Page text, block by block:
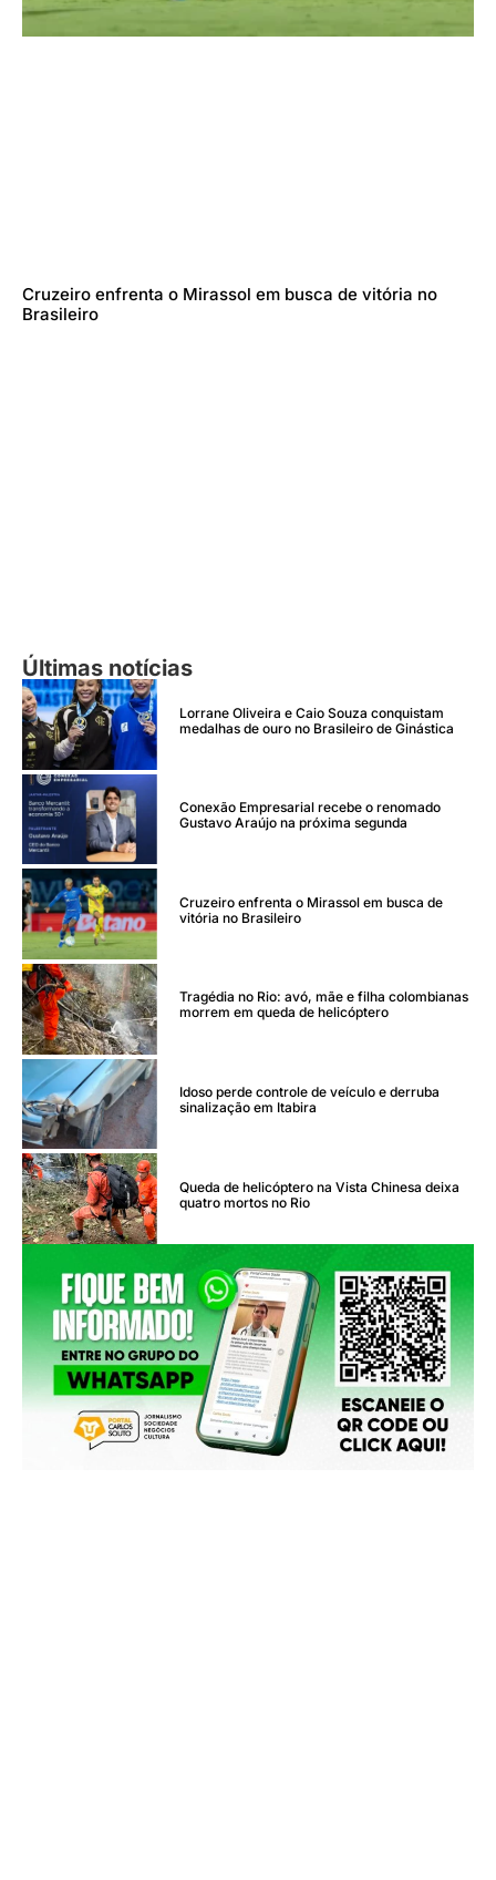
Cruzeiro enfrenta o Mirassol em busca de vitória no
Brasileiro
Últimas notícias
Lorrane Oliveira e Caio Souza conquistam
medalhas de ouro no Brasileiro de Ginástica
Conexão Empresarial recebe o renomado
Gustavo Araújo na próxima segunda
Cruzeiro enfrenta o Mirassol em busca de
vitória no Brasileiro
Tragédia no Rio: avó, mãe e filha colombianas
morrem em queda de helicóptero
Idoso perde controle de veículo e derruba
sinalização em Itabira
Queda de helicóptero na Vista Chinesa deixa
quatro mortos no Rio